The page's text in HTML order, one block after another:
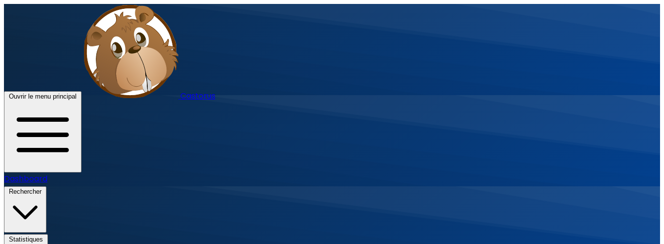
Ouvrir le menu principal Castorus
Dashboard
Rechercher
Statistiques